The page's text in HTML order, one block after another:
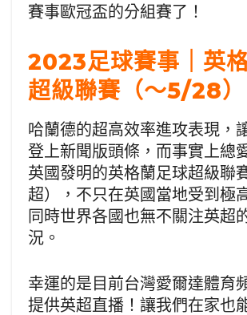
賽事歐冠盃的分組賽了！
2023足球賽事｜英
超級聯賽（～5/28）
哈蘭德的超高效率進攻表現，
登上新聞版頭條，而事實上總
英國發明的英格蘭足球超級聯
超），不只在英國當地受到極
同時世界各國也無不關注英超
況。
幸運的是目前台灣愛爾達體育
提供英超直播！讓我們在家也